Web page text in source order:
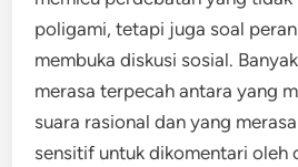
poligami, tetapi juga soal
membuka diskusi sosial.
merasa terpecah antara yang
suara rasional dan yang
sensitif untuk dikomentari oleh